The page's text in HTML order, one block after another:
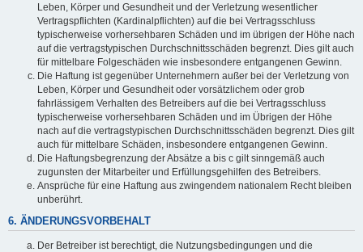
Leben, Körper und Gesundheit und der Verletzung wesentlicher
Vertragspflichten (Kardinalpflichten) auf die bei Vertragsschluss
typischerweise vorhersehbaren Schäden und im übrigen der Höhe nach
auf die vertragstypischen Durchschnittsschäden begrenzt. Dies gilt auch
für mittelbare Folgeschäden wie insbesondere entgangenen Gewinn.
Die Haftung ist gegenüber Unternehmern außer bei der Verletzung von
Leben, Körper und Gesundheit oder vorsätzlichem oder grob
fahrlässigem Verhalten des Betreibers auf die bei Vertragsschluss
typischerweise vorhersehbaren Schäden und im Übrigen der Höhe
nach auf die vertragstypischen Durchschnittsschäden begrenzt. Dies gilt
auch für mittelbare Schäden, insbesondere entgangenen Gewinn.
Die Haftungsbegrenzung der Absätze a bis c gilt sinngemäß auch
zugunsten der Mitarbeiter und Erfüllungsgehilfen des Betreibers.
Ansprüche für eine Haftung aus zwingendem nationalem Recht bleiben
unberührt.
6. ÄNDERUNGSVORBEHALT
Der Betreiber ist berechtigt, die Nutzungsbedingungen und die